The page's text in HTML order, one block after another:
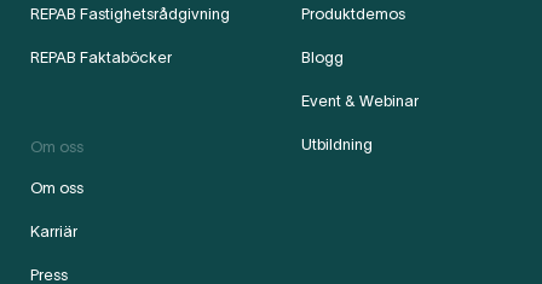
REPAB Fastighetsrådgivning
REPAB Faktaböcker
Om oss
Om oss
Karriär
Press
Produktdemos
Blogg
Event & Webinar
Utbildning